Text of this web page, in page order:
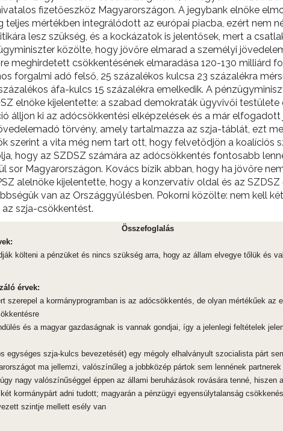
fizetőeszköz Magyarországon. A jegybank elnöke
teljes mértékben integrálódott az európai piacba, ezért nem
lesz szükség, és a kockázatok is jelentősek, mert a
közölte, hogy jövőre elmarad a személyi
meghirdetett csökkentésének elmaradása 120-130 milliárd
forgalmi adó felső, 25 százalékos kulcsa 23 százalékra
áfa-kulcs 15 százalékra emelkedik. A
elnöke kijelentette: a szabad demokraták ügyvivői
álljon ki az adócsökkentési elképzelések és a már
törvény, amely tartalmazza az szja-táblát, ezt
szerint a vita még nem tart ott, hogy felvetődjön a koalíciós
hogy az SZDSZ számára az adócsökkentés fontosabb
sor Magyarországon. Kovács bízik abban, hogy ha jövőre
alelnöke kijelentette, hogy a konzervatív oldal és az
van az Országgyűlésben. Pokorni közölte: nem kell
szja-csökkentést.
Összefoglalás
költeni a pénzüket és nincs szükség arra, hogy az állam elvegye tőlük és
érvek:
a kormányprogramban is az adócsökkentés, de olyan mértékűek az
és a magyar gazdaságnak is vannak gondjai, így a jelenlegi feltételek
egységes szja-kulcs bevezetését) egy mégoly elhalványult szocialista párt
ma jellemzi, valószínűleg a jobbközép pártok sem lennének
nagy valószínűséggel éppen az állami beruházások rovására tenné,
kormánypárt adni tudott; magyarán a pénzügyi egyensúlytalanság
szintje mellett esély van